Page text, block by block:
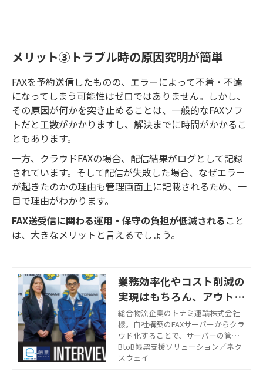
メリット③トラブル時の原因究明が簡単
FAXを予約送信したものの、エラーによって不着・不達
になってしまう可能性はゼロではありません。しかし、
その原因が何かを突き止めることは、一般的なFAXソフ
トだと工数がかかりますし、解決までに時間がかかるこ
ともあります。
一方、クラウドFAXの場合、配信結果がログとして記録
されています。そして配信が失敗した場合、なぜエラー
が起きたのかの理由も管理画面上に記載されるため、一
目で理由がわかります。
FAX送受信に関わる運用・保守の負担が低減される こと
は、大きなメリットと言えるでしょう。
業務効率化やコスト削減の
実現はもちろん、アウトソ
ーシング推進のトリガーに
総合物流企業のトナミ運輸株式会社
樣。自社構築のFAXサーバーからクラ
ウド化することで、サーバーの管理
やトラブル対応の負担がなくなり、
送信スピードもアップ。さらに今後5
BtoB帳票支援ソリューション／ネク
スウェイ